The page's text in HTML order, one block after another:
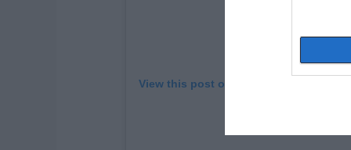
View this post on Instagram